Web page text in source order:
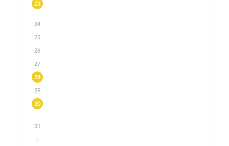
23
24
25
26
27
28
29
30
31
1